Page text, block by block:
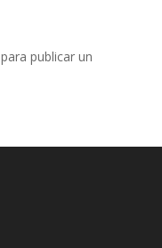
para publicar un